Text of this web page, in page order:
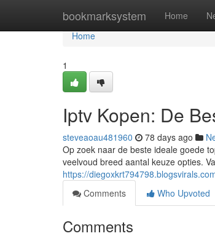
bookmarksystem Home
Home
Home
1
Iptv Kopen: De
steveaoau481960 78 days ago
Op zoek naar de beste ideale goede
veelvoud breed aantal keuze opties.
https://
Comments
Who Upvoted
Comments